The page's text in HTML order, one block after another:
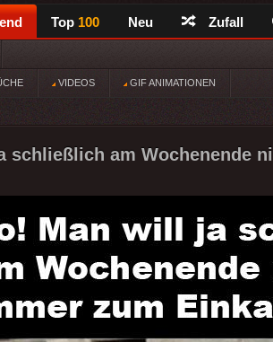
Top 100 Neu Zufall
VIDEOS GIF ANIMATIONEN
schließlich am Wochenende